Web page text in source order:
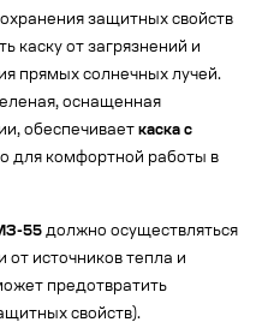
защитных свойств
каску от загрязнений и
прямых солнечных лучей.
оснащенная
обеспечивает каска с
для комфортной работы в
55 должно осуществляться
от источников тепла и
предотвратить
свойств).